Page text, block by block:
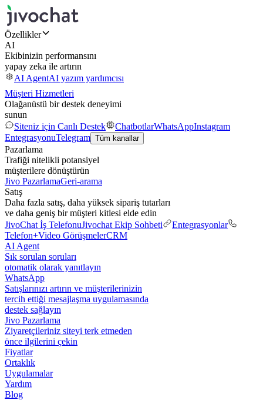
Özellikler
AI
Ekibinizin performansını
yapay zeka ile artırın
AI AgentAI yazım yardımcısı
Müşteri Hizmetleri
Olağanüstü bir destek deneyimi
sunun
Siteniz için Canlı Destek
ChatbotlarWhatsAppInstagram
EntegrasyonuTelegram Tüm kanallar
Pazarlama
Trafiği nitelikli potansiyel
müşterilere dönüştürün
Jivo PazarlamaGeri-arama
Satış
Daha fazla satış, daha yüksek sipariş tutarları
ve daha geniş bir müşteri kitlesi elde edin
JivoChat İş TelefonuJivochat Ekip Sohbeti
Entegrasyonlar
Telefon+Video GörüşmelerCRM
AI Agent
Sık sorulan soruları
otomatik olarak yanıtlayın
WhatsApp
Satışlarınızı artırın ve müşterilerinizin
tercih ettiği mesajlaşma uygulamasında
destek sağlayın
Jivo Pazarlama
Ziyaretçileriniz siteyi terk etmeden
önce ilgilerini çekin
Fiyatlar
Ortaklık
Uygulamalar
Yardım
Blog